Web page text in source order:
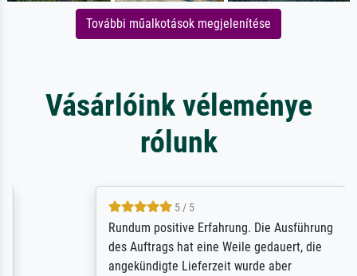
További műalkotások megjelenítése
Vásárlóink véleménye
rólunk
5 / 5
Rundum positive Erfahrung. Die Ausführung
des Auftrags hat eine Weile gedauert, die
angekündigte Lieferzeit wurde aber